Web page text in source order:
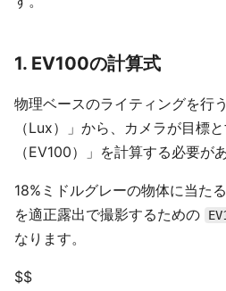
1. EV100の計算式
物理ベースのライティングを行
（Lux）」から、カメラが目標
（EV100）」を計算する必要が
18%ミドルグレーの物体に当た
を適正露出で撮影するための
なります。
$$